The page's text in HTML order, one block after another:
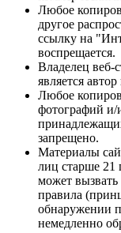
Любое
другое
ссылку на
воспрещается.
Владелец веб-
является
Любое
фотографий и/
запрещено.
Материалы
лиц старше 21
может
правила
обнаружении
немедленно